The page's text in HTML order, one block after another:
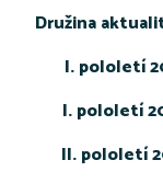
Družina
I. pololetí
I. pololetí
II. pololetí